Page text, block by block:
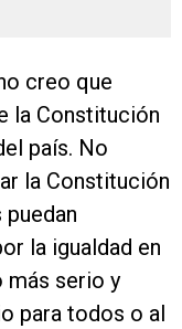
creo que
la Constitución
país. No
la Constitución
la igualdad en
más serio y
para todos o al